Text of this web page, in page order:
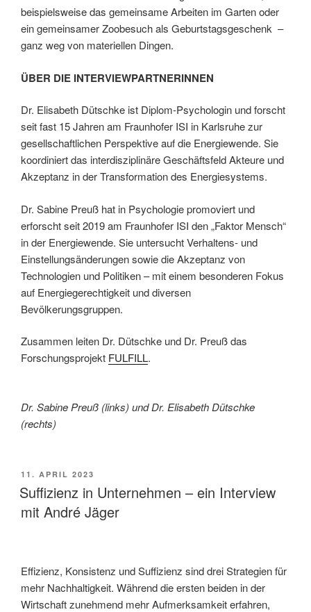
beispielsweise das gemeinsame Arbeiten im Garten oder
ein gemeinsamer Zoobesuch als Geburtstagsgeschenk –
ganz weg von materiellen Dingen.
ÜBER DIE INTERVIEWPARTNERINNEN
Dr. Elisabeth Dütschke ist Diplom-Psychologin und forscht
seit fast 15 Jahren am Fraunhofer ISI in Karlsruhe zur
gesellschaftlichen Perspektive auf die Energiewende. Sie
koordiniert das interdisziplinäre Geschäftsfeld Akteure und
Akzeptanz in der Transformation des Energiesystems.
Dr. Sabine Preuß hat in Psychologie promoviert und
erforscht seit 2019 am Fraunhofer ISI den „Faktor Mensch“
in der Energiewende. Sie untersucht Verhaltens- und
Einstellungsänderungen sowie die Akzeptanz von
Technologien und Politiken – mit einem besonderen Fokus
auf Energiegerechtigkeit und diversen
Bevölkerungsgruppen.
Zusammen leiten Dr. Dütschke und Dr. Preuß das
Forschungsprojekt FULFILL.
Dr. Sabine Preuß (links) und Dr. Elisabeth Dütschke
(rechts)
11. APRIL 2023
Suffizienz in Unternehmen – ein Interview
mit André Jäger
Effizienz, Konsistenz und Suffizienz sind drei Strategien für
mehr Nachhaltigkeit. Während die ersten beiden in der
Wirtschaft zunehmend mehr Aufmerksamkeit erfahren,